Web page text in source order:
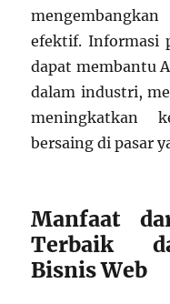
efektif. Informasi
dapat membantu
dalam industri,
meningkatkan
bersaing di pasar
Manfaat
Terbaik
Bisnis Web